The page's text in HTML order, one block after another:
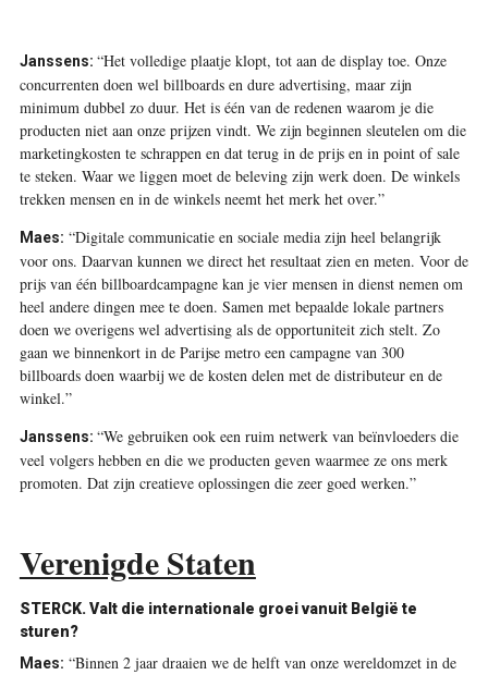
Janssens: “Het volledige plaatje klopt, tot aan de display toe. Onze
concurrenten doen wel billboards en dure advertising, maar zijn
minimum dubbel zo duur. Het is één van de redenen waarom je die
producten niet aan onze prijzen vindt. We zijn beginnen sleutelen om die
marketingkosten te schrappen en dat terug in de prijs en in point of sale
te steken. Waar we liggen moet de beleving zijn werk doen. De winkels
trekken mensen en in de winkels neemt het merk het over.”
Maes: “Digitale communicatie en sociale media zijn heel belangrijk
voor ons. Daarvan kunnen we direct het resultaat zien en meten. Voor de
prijs van één billboardcampagne kan je vier mensen in dienst nemen om
heel andere dingen mee te doen. Samen met bepaalde lokale partners
doen we overigens wel advertising als de opportuniteit zich stelt. Zo
gaan we binnenkort in de Parijse metro een campagne van 300
billboards doen waarbij we de kosten delen met de distributeur en de
winkel.”
Janssens: “We gebruiken ook een ruim netwerk van beïnvloeders die
veel volgers hebben en die we producten geven waarmee ze ons merk
promoten. Dat zijn creatieve oplossingen die zeer goed werken.”
Verenigde Staten
STERCK. Valt die internationale groei vanuit België te
sturen?
Maes: “Binnen 2 jaar draaien we de helft van onze wereldomzet in de